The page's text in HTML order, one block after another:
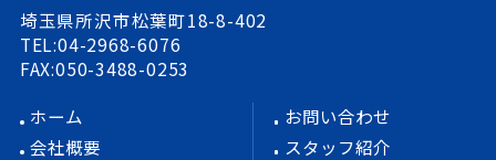
埼玉県所沢市松葉町18-8-402
TEL:04-2968-6076
FAX:050-3488-0253
ホーム
会社概要
お問い合わせ
スタッフ紹介